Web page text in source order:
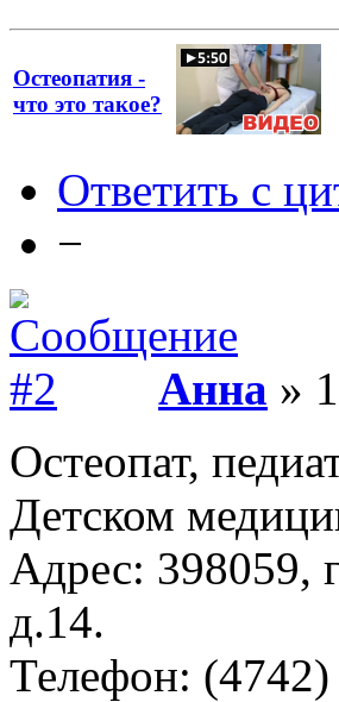
Остеопатия -
что это такое?
Ответить с
−
Анна »
Остеопат,
Детском
Адрес: 398059,
д.14.
Телефон: